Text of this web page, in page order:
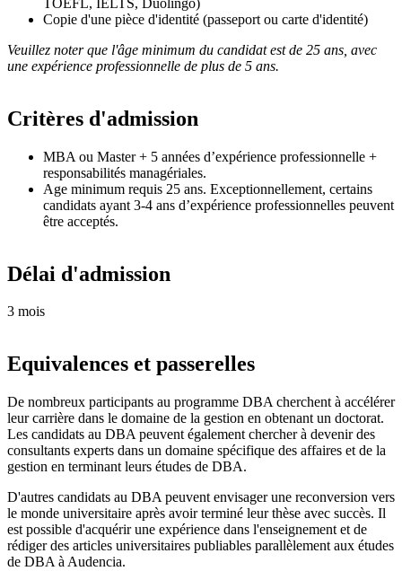
Copie d'une pièce d'identité (passeport ou carte d'identité)
Veuillez noter que l'âge minimum du candidat est de 25 ans, avec
une expérience professionnelle de plus de 5 ans.
Critères d'admission
MBA ou Master + 5 années d’expérience professionnelle +
responsabilités managériales.
Age minimum requis 25 ans. Exceptionnellement, certains
candidats ayant 3-4 ans d’expérience professionnelles peuvent
être acceptés.
Délai d'admission
3 mois
Equivalences et passerelles
De nombreux participants au programme DBA cherchent à accélérer
leur carrière dans le domaine de la gestion en obtenant un doctorat.
Les candidats au DBA peuvent également chercher à devenir des
consultants experts dans un domaine spécifique des affaires et de la
gestion en terminant leurs études de DBA.
D'autres candidats au DBA peuvent envisager une reconversion vers
le monde universitaire après avoir terminé leur thèse avec succès. Il
est possible d'acquérir une expérience dans l'enseignement et de
rédiger des articles universitaires publiables parallèlement aux études
de DBA à Audencia.